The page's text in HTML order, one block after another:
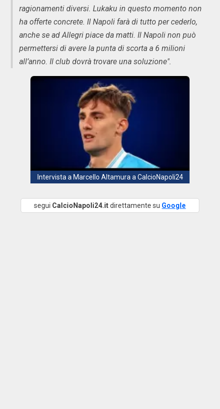
ragionamenti diversi. Lukaku in questo momento non
ha offerte concrete. Il Napoli farà di tutto per cederlo,
anche se ad Allegri piace da matti. Il Napoli non può
permettersi di avere la punta di scorta a 6 milioni
all’anno. Il club dovrà trovare una soluzione".
Intervista a Marcello Altamura a CalcioNapoli24
segui CalcioNapoli24.itdirettamente su Google